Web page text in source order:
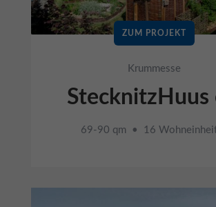
ZUM PROJEKT
Krummesse
StecknitzHuus
69-90 qm • 16